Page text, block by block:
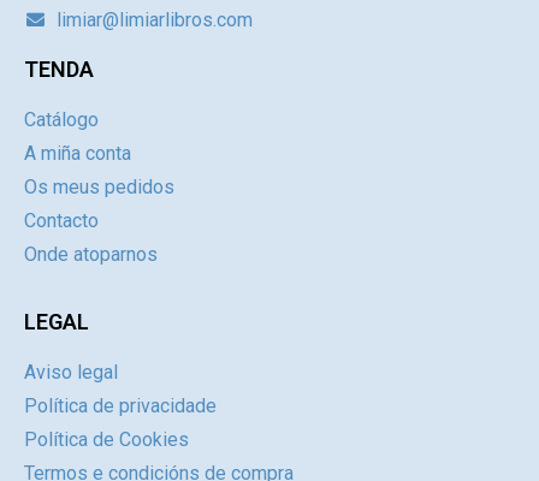
limiar@limiarlibros.com
TENDA
Catálogo
A miña conta
Os meus pedidos
Contacto
Onde atoparnos
LEGAL
Aviso legal
Política de privacidade
Política de Cookies
Termos e condicións de compra